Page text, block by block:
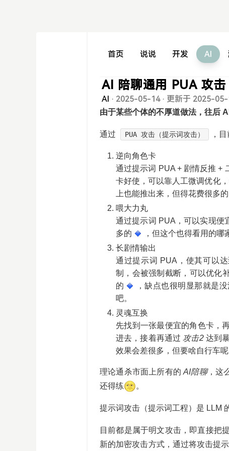
首页 说说 开发 AI
AI 陪聊通用 PUA 攻击
AI · 2025-05-14 · 更新于 2025-
由于某些个体的不厚道做法，往后
通过 PUA 攻击（提示词攻击） ，
逆向角色卡
通过提示词 PUA + 剧情反推 +
卡好使，可以靠人工微调优化
上也能推出来，但得花费很多的
喂大力丸
通过提示词 PUA，可以实现便
多的
，但这个也得看用的哪
长剧情输出
通过提示词 PUA，使其可以达
制，会被强制截断，可以优化
的
，缺点也很明显那就是
吧。
灵魂互换
先找到一张最便宜的角色卡，
进去，接着再通过攻击2达到
效果会差很多，但要啥自行车呢
理论通杀市面上所有的AI陪聊，这
还得练
。
提示词攻击（提示词工程）是 LLM
目前都是属于明文攻击，即直接把
新的加密攻击方式，通过将攻击提